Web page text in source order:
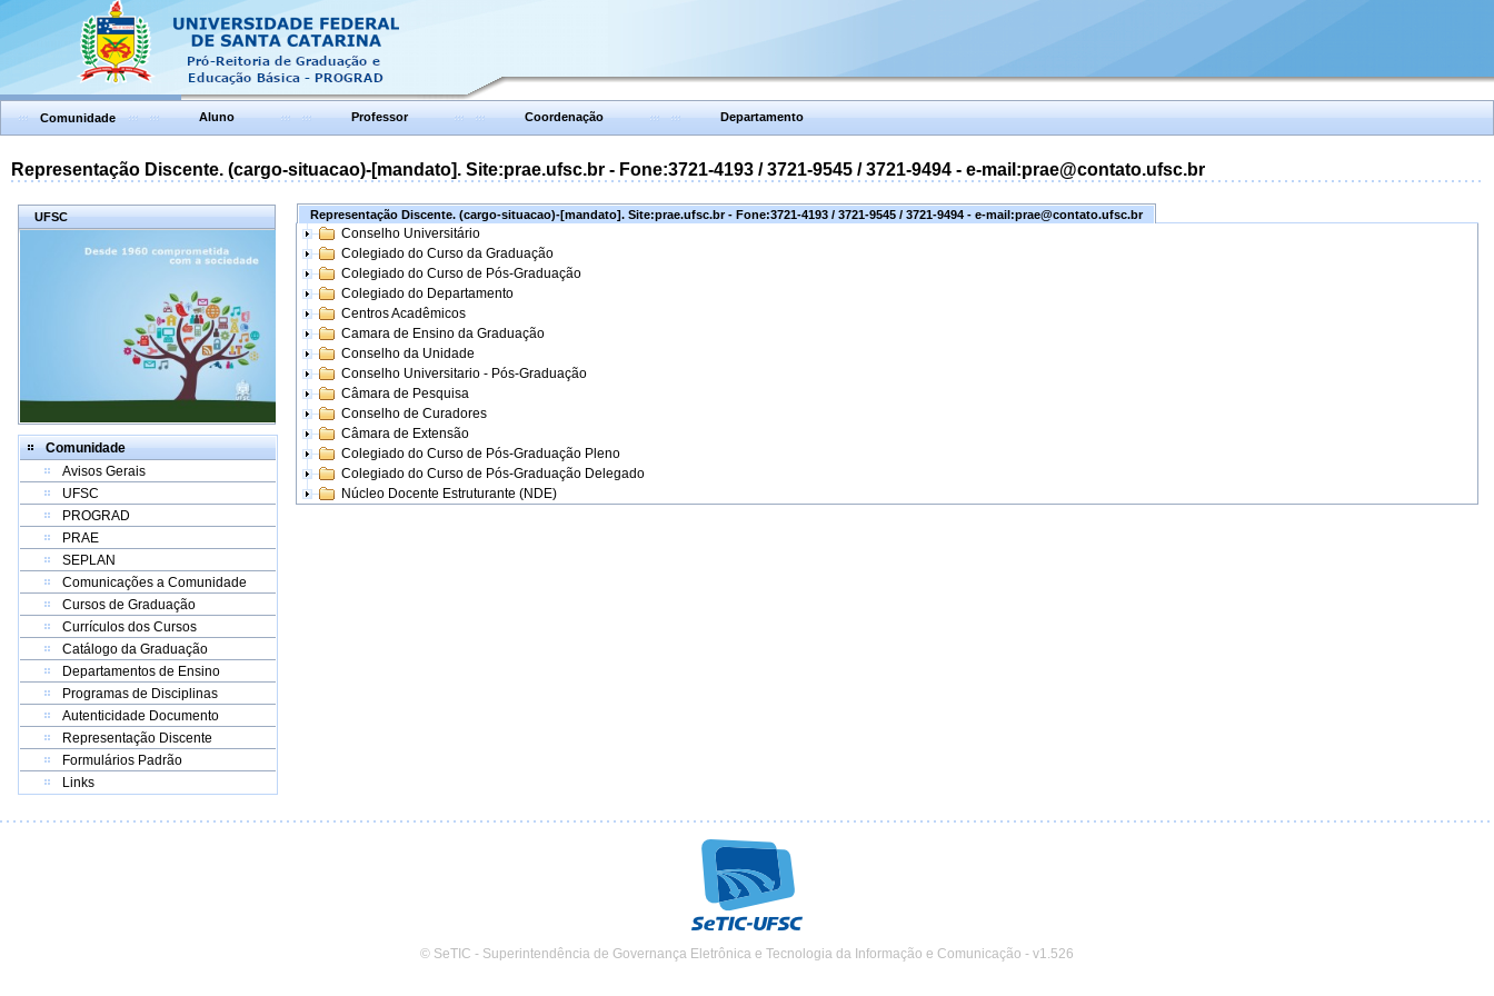
Comunidade Aluno Professor Coordenação Departamento
Representação Discente. (cargo-situacao)-[mandato]. Site:prae.ufsc.br - Fone:3721-4193 / 3721-9545 / 3721-9494 - e-mail:prae@contato.ufsc.br
UFSC
Comunidade
Avisos Gerais
UFSC
PROGRAD
PRAE
SEPLAN
Comunicações a Comunidade
Cursos de Graduação
Currículos dos Cursos
Catálogo da Graduação
Departamentos de Ensino
Programas de Disciplinas
Autenticidade Documento
Representação Discente
Formulários Padrão
Links
Representação Discente. (cargo-situacao)-[mandato]. Site:prae.ufsc.br - Fone:3721-4193 / 3721-9545 / 3721-9494 - e-mail:prae@contato.ufsc.br
Conselho Universitário
Colegiado do Curso da Graduação
Colegiado do Curso de Pós-Graduação
Colegiado do Departamento
Centros Acadêmicos
Camara de Ensino da Graduação
Conselho da Unidade
Conselho Universitario - Pós-Graduação
Câmara de Pesquisa
Conselho de Curadores
Câmara de Extensão
Colegiado do Curso de Pós-Graduação Pleno
Colegiado do Curso de Pós-Graduação Delegado
Núcleo Docente Estruturante (NDE)
© SeTIC - Superintendência de Governança Eletrônica e Tecnologia da Informação e Comunicação - v1.526